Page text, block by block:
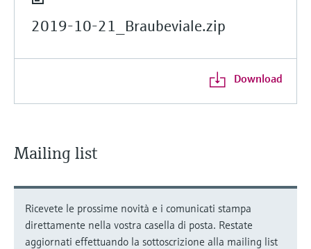
2019-10-21_Braubeviale.zip
Download
Mailing list
Ricevete le prossime novità e i comunicati stampa
direttamente nella vostra casella di posta. Restate
aggiornati effettuando la sottoscrizione alla mailing list